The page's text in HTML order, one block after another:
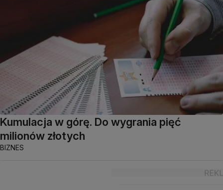
Kumulacja w górę. Do wygrania pięć
milionów złotych
BIZNES